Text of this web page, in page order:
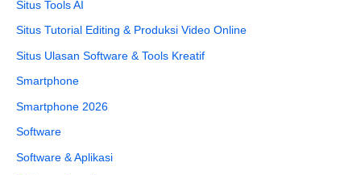
Situs Tools AI
Situs Tutorial Editing & Produksi Video Online
Situs Ulasan Software & Tools Kreatif
Smartphone
Smartphone 2026
Software
Software & Aplikasi